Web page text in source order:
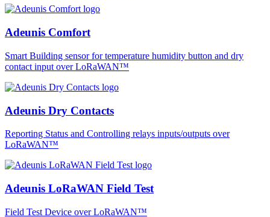
Adeunis Comfort
Smart Building sensor for temperature humidity button and dry
contact input over LoRaWAN™
Adeunis Dry Contacts
Reporting Status and Controlling relays inputs/outputs over
LoRaWAN™
Adeunis LoRaWAN Field Test
Field Test Device over LoRaWAN™